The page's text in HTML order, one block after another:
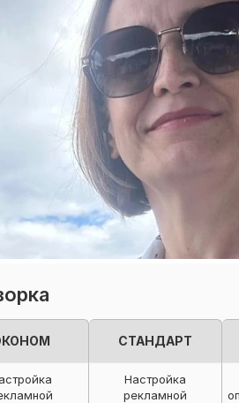
СТАНДАРТ
Настройка
рекламной